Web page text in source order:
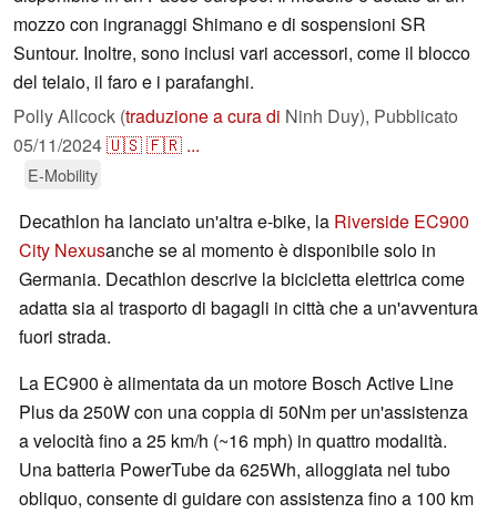
mozzo con ingranaggi Shimano e di sospensioni SR
Suntour. Inoltre, sono inclusi vari accessori, come il blocco
del telaio, il faro e i parafanghi.
Polly Allcock (traduzione a cura di Ninh Duy), Pubblicato
05/11/2024🇺🇸🇫🇷 ...
E-Mobility
Decathlon ha lanciato un'altra e-bike, la Riverside EC900
City Nexusanche se al momento è disponibile solo in
Germania. Decathlon descrive la bicicletta elettrica come
adatta sia al trasporto di bagagli in città che a un'avventura
fuori strada.
La EC900 è alimentata da un motore Bosch Active Line
Plus da 250W con una coppia di 50Nm per un'assistenza
a velocità fino a 25 km/h (~16 mph) in quattro modalità.
Una batteria PowerTube da 625Wh, alloggiata nel tubo
obliquo, consente di guidare con assistenza fino a 100 km